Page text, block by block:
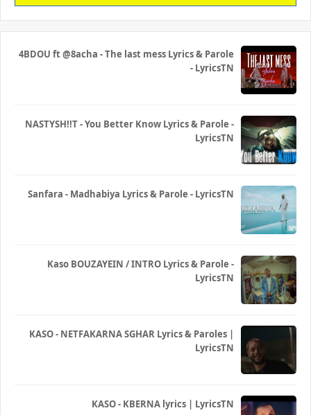
4BDOU ft ‪@8acha‬ - The last mess Lyrics & Parole
- LyricsTN
NASTYSH!!T - You Better Know Lyrics & Parole -
LyricsTN
Sanfara - Madhabiya Lyrics & Parole - LyricsTN
Kaso BOUZAYEIN / INTRO Lyrics & Parole -
LyricsTN
KASO - NETFAKARNA SGHAR Lyrics & Paroles |
LyricsTN
KASO - KBERNA lyrics | LyricsTN